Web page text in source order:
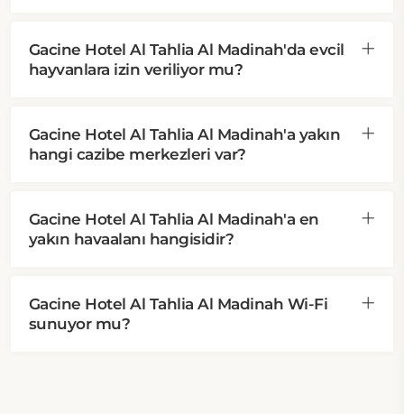
Gacine Hotel Al Tahlia Al Madinah'da evcil
hayvanlara izin veriliyor mu?
Gacine Hotel Al Tahlia Al Madinah'a yakın
hangi cazibe merkezleri var?
Gacine Hotel Al Tahlia Al Madinah'a en
yakın havaalanı hangisidir?
Gacine Hotel Al Tahlia Al Madinah Wi-Fi
sunuyor mu?